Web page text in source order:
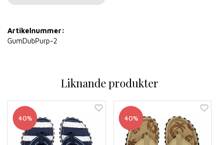
Artikelnummer:
GumDubPurp-2
Liknande produkter
40% 40%